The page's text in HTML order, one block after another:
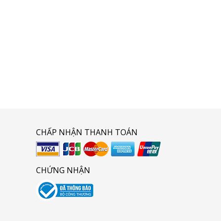
CHẤP NHẬN THANH TOÁN
CHỨNG NHẬN